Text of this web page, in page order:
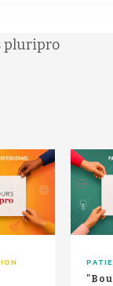
RETOUR HAUT DE PAGE